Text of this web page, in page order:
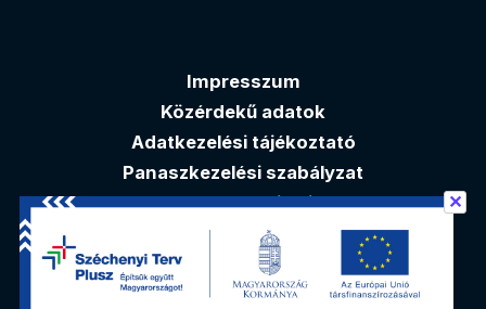
Impresszum
Közérdekű adatok
Adatkezelési tájékoztató
Panaszkezelési szabályzat
Akadálymentesítési nyilatkozat
Elérhetőségek
✕